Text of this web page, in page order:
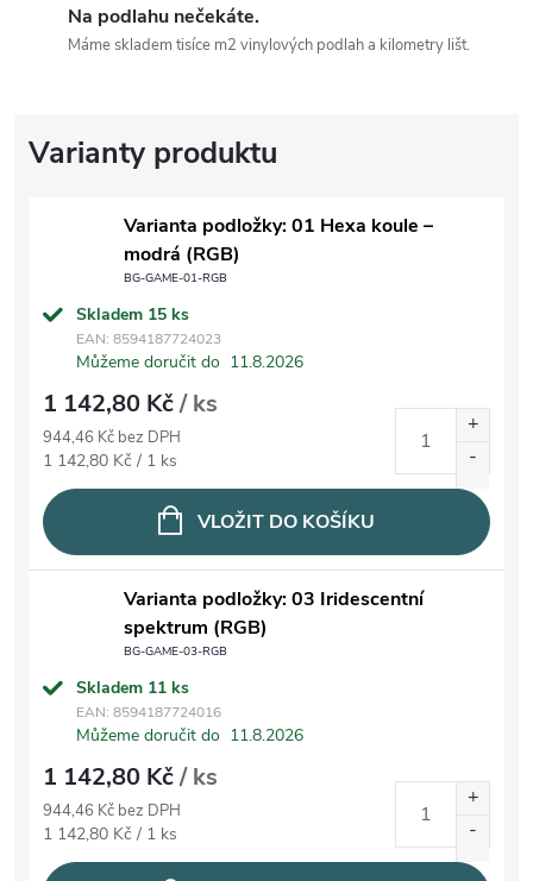
Na podlahu nečekáte.
Máme skladem tisíce m2 vinylových podlah a kilometry lišt.
Varianta podložky: 01 Hexa koule –
modrá (RGB)
BG-GAME-01-RGB
Skladem 15 ks
EAN: 8594187724023
Můžeme doručit do 11.8.2026
1 142,80 Kč/ ks
944,46 Kč bez DPH
Měrná cena:
1 142,80 Kč / 1 ks
VLOŽIT DO KOŠÍKU
Varianta podložky: 03 Iridescentní
spektrum (RGB)
BG-GAME-03-RGB
Skladem 11 ks
EAN: 8594187724016
Můžeme doručit do 11.8.2026
1 142,80 Kč/ ks
944,46 Kč bez DPH
Měrná cena:
1 142,80 Kč / 1 ks